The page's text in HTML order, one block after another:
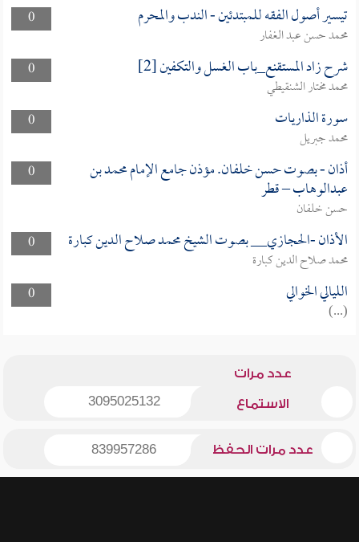
0
تيسير أصول الفقه للمبتدئين - الندب والمحرم
محمد حسن عبد الغفار
0
شرح زاد المستقنع_باب الغسل والتكفين [2]
محمد مختار الشنقيطي
0
سورة الذاريات
محمد جبريل
0
أذان - بصوت حسن خلفان. مؤذن جامع الإمام محمد بن
عبدالوهاب – قطر
حسن خلفان
0
الأذان -الحجازي__ بصوت الشيخ محمد صلاح الدين كبارة
محمد صلاح الدين كبارة
0
الليالي الخوالي
(...)
عدد مرات
الاستماع 3095025132
عدد مرات الحفظ 839957286